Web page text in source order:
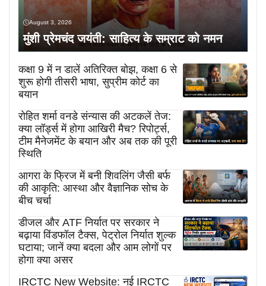
August 3, 2026
मुंशी प्रेमचंद जयंती: साहित्य के सम्राट को नमन
कक्षा 9 में न डालें अतिरिक्त बोझ, कक्षा 6 से
शुरू होगी तीसरी भाषा, सुप्रीम कोर्ट का
बयान
रोहित शर्मा वनडे संन्यास की अटकलें तेज:
क्या लॉर्ड्स में होगा आखिरी मैच? रिपोर्ट्स,
टीम मैनेजमेंट के बयान और अब तक की पूरी
स्थिति
आगरा के फ्रिज में बनी शिवलिंग जैसी बर्फ
की आकृति: आस्था और वैज्ञानिक सोच के
बीच चर्चा
डीजल और ATF निर्यात पर सरकार ने
बढ़ाया विंडफॉल टैक्स, पेट्रोल निर्यात शुल्क
घटाया; जानें क्या बदला और आम लोगों पर
होगा क्या असर
IRCTC New Website: नई IRCTC